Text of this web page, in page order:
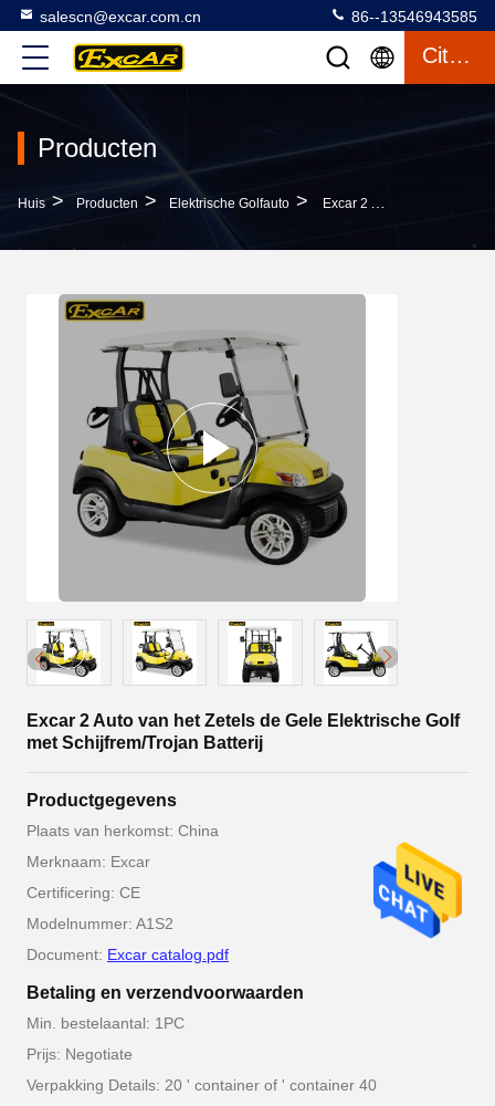
salescn@excar.com.cn 86--13546943585
Citaat
Producten
Huis > Producten > Elektrische Golfauto > Excar 2 Auto Van Het Zetels De Gele Elektrische Golf Met Schijfrem/Trojan Batterij
Excar 2 Auto van het Zetels de Gele Elektrische Golf
met Schijfrem/Trojan Batterij
Productgegevens
Plaats van herkomst: China
Merknaam: Excar
Certificering: CE
Modelnummer: A1S2
Document: Excar catalog.pdf
Betaling en verzendvoorwaarden
Min. bestelaantal: 1PC
Prijs: Negotiate
Verpakking Details: 20 ' container of ' container 40